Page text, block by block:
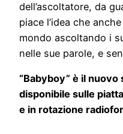
dell’ascoltatore, da
piace l’idea che
mondo ascoltando i
nelle sue parole, e
“Babyboy” è il nuovo
disponibile sulle
e in rotazione